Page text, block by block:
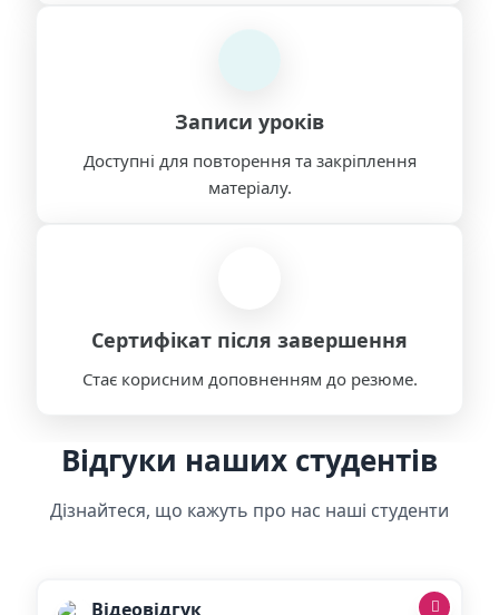
Записи уроків
Доступні для повторення та закріплення
матеріалу.
Сертифікат після завершення
Стає корисним доповненням до резюме.
Відгуки наших студентів
Дізнайтеся, що кажуть про нас наші студенти
Відеовідгук